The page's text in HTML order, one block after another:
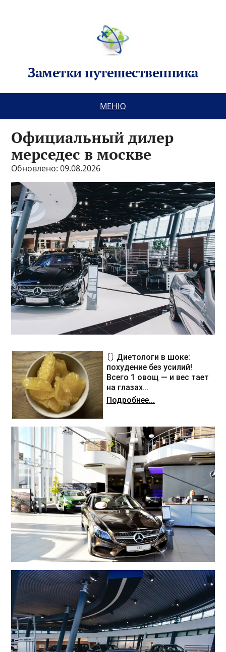
Заметки путешественника
МЕНЮ
Официальный дилер
мерседес в москве
Обновлено: 09.08.2026
🩱 Диетологи в шоке:
похудение без усилий!
Всего 1 овощ — и вес тает
на глазах…
Подробнее...